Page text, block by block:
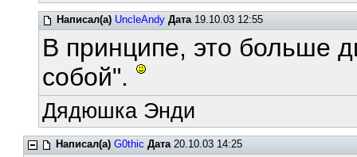
Написал(а) UncleAndy Дата19.10.03 12:55
В принципе, это больше
собой".
Дядюшка Энди
Написал(а) G0thic Дата20.10.03 14:25